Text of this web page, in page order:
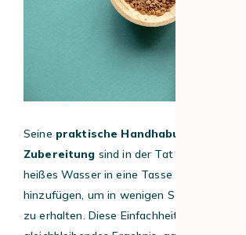
Seine praktische Handhabung und
Zubereitung sind in der Tat
heißes Wasser in eine Tasse geben und
hinzufügen, um in wenigen Sekunden ein
zu erhalten. Diese Einfachheit garantiert ein